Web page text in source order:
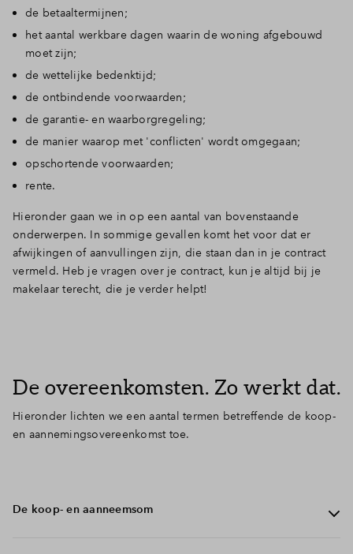
de betaaltermijnen;
het aantal werkbare dagen waarin de woning afgebouwd
moet zijn;
de wettelijke bedenktijd;
de ontbindende voorwaarden;
de garantie- en waarborgregeling;
de manier waarop met 'conflicten' wordt omgegaan;
opschortende voorwaarden;
rente.
Hieronder gaan we in op een aantal van bovenstaande
onderwerpen. In sommige gevallen komt het voor dat er
afwijkingen of aanvullingen zijn, die staan dan in je contract
vermeld. Heb je vragen over je contract, kun je altijd bij je
makelaar terecht, die je verder helpt!
De overeenkomsten. Zo werkt dat.
Hieronder lichten we een aantal termen betreffende de koop-
en aannemingsovereenkomst toe.
De koop- en aanneemsom